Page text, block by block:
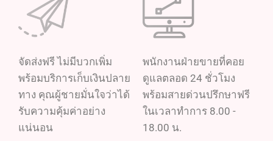
จัดส่งฟรี ไม่มีบวกเพิ่ม
พร้อมบริการเก็บเงินปลาย
ทาง คุณผู้ชายมั่นใจว่าได้
รับความคุ้มค่าอย่าง
แน่นอน
พนักงานฝ่ายขายที่คอย
ดูแลตลอด 24 ชั่วโมง
พร้อมสายด่วนปรึกษาฟรี
ในเวลาทำการ 8.00 -
18.00 น.